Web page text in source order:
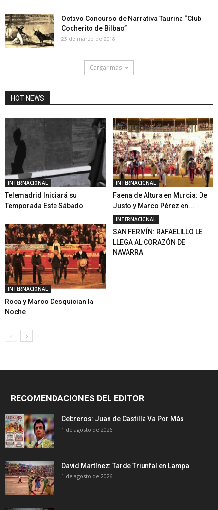
Octavo Concurso de Narrativa Taurina “Club
Cocherito de Bilbao”
23 de marzo de 2018
Cargar mas
HOT NEWS
INTERNACIONAL
Telemadrid Iniciará su
Temporada Este Sábado
INTERNACIONAL
Faena de Altura en Murcia: De
Justo y Marco Pérez en...
INTERNACIONAL
Roca y Marco Desquician la
Noche
INTERNACIONAL
SAN FERMÍN: RAFAELILLO LE
LLEGA AL CORAZÓN DE
NAVARRA
RECOMENDACIONES DEL EDITOR
Cebreros: Juan de Castilla Va Por Más
1 de agosto de 2026
David Martínez: Tarde Triunfal en Lampa
1 de agosto de 2026